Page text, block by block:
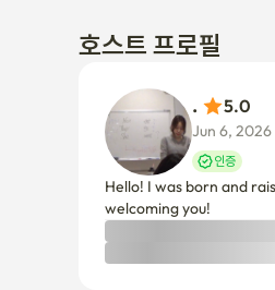
인증
Hello! I was born and
숙소 이용 정보
취소 정책